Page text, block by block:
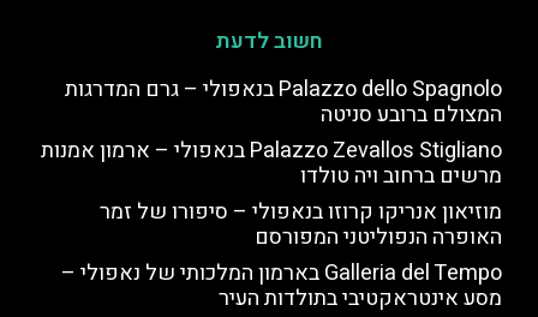
חשוב לדעת
Palazzo dello Spagnolo בנאפולי – גרם המדרגות
המצולם ברובע סניטה
Palazzo Zevallos Stigliano בנאפולי – ארמון אמנות
מרשים ברחוב ויה טולדו
מוזיאון אנריקו קרוזו בנאפולי – סיפורו של זמר
האופרה הנפוליטני המפורסם
Galleria del Tempo בארמון המלכותי של נאפולי –
מסע אינטראקטיבי בתולדות העיר